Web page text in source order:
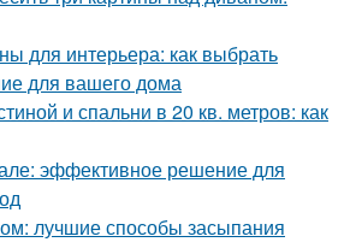
для интерьера: как выбрать
для вашего дома
и спальни в 20 кв. метров: как
эффективное решение для
лучшие способы засыпания